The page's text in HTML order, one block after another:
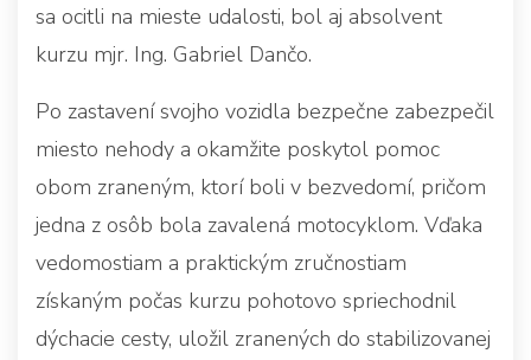
sa ocitli na mieste udalosti, bol aj absolvent
kurzu mjr. Ing. Gabriel Dančo.
Po zastavení svojho vozidla bezpečne zabezpečil
miesto nehody a okamžite poskytol pomoc
obom zraneným, ktorí boli v bezvedomí, pričom
jedna z osôb bola zavalená motocyklom. Vďaka
vedomostiam a praktickým zručnostiam
získaným počas kurzu pohotovo spriechodnil
dýchacie cesty, uložil zranených do stabilizovanej